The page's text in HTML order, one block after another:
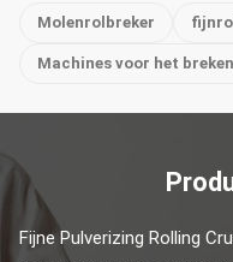
Molenrolbreker
Machines voor het
Fijne Pulverizing Rolling